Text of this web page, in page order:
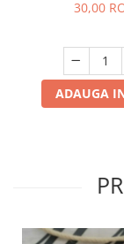
30,00
ADAUGA